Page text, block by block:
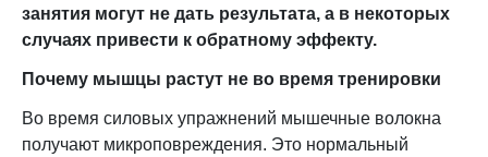
занятия могут не дать результата, а в некоторых
случаях привести к обратному эффекту.
Почему мышцы растут не во время тренировки
Во время силовых упражнений мышечные волокна
получают микроповреждения. Это нормальный